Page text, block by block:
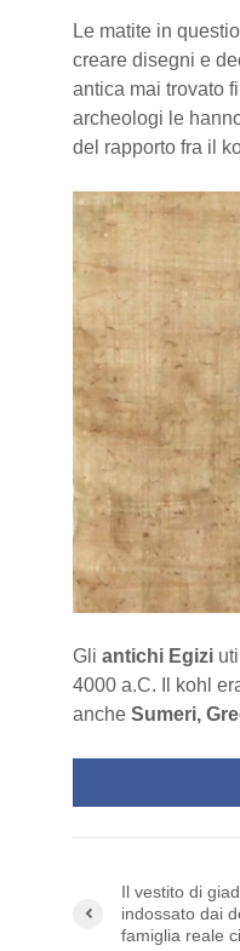
Le matite in
creare disegni e
antica mai trovato
archeologi le
del rapporto fra il
Gli antichi Egizi
4000 a.C. Il kohl
anche Sumeri,
Il vestito di
indossato dai
famiglia reale